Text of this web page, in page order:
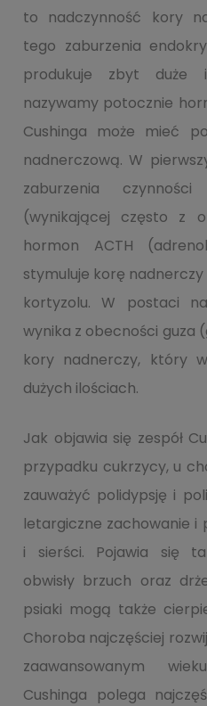
to nadczynność kory
tego zaburzenia
produkuje zbyt duże
nazywamy potocznie
Cushinga może mieć
nadnerczową. W
zaburzenia
(wynikającej często z
hormon ACTH
stymuluje korę
kortyzolu. W postaci
wynika z obecności guza
kory nadnerczy, który
dużych ilościach.
Jak objawia się zespół
przypadku cukrzycy, u
zauważyć polidypsję i
letargiczne zachowanie i
i sierści. Pojawia się
obwisły brzuch oraz
psiaki mogą także
Choroba najczęściej
zaawansowanym
Cushinga polega